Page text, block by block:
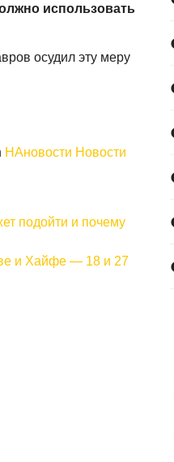
использовать
осудил эту меру
НАновости Новости
и Хайфе — 18 и 27